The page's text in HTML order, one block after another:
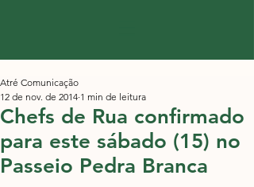
Chefs de Rua confirmado
para este sábado (15) no
Passeio Pedra Branca
Atré Comunicação
12 de nov. de 2014 1 min de leitura